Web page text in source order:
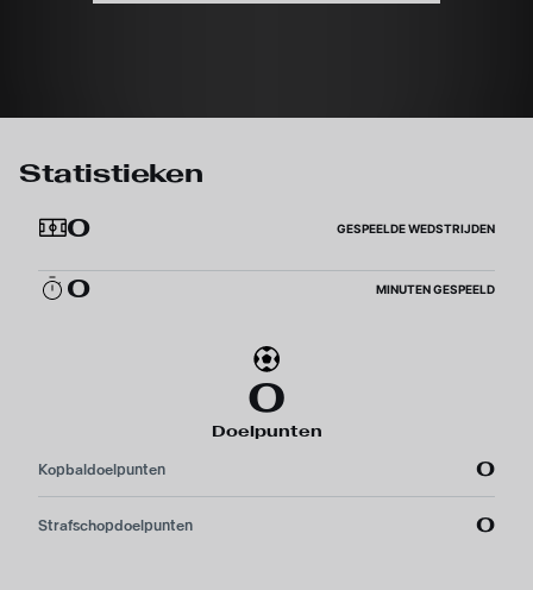
Statistieken
0
GESPEELDE WEDSTRIJDEN
0 MINUTEN GESPEELD
0
Doelpunten
Kopbaldoelpunten 0
Strafschopdoelpunten 0